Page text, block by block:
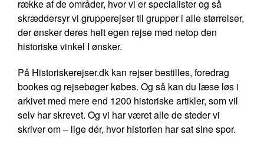
række af de områder, hvor vi er specialister og så
skræddersyr vi grupperejser til grupper i alle størrelser,
der ønsker deres helt egen rejse med netop den
historiske vinkel I ønsker.
På Historiskerejser.dk kan rejser bestilles, foredrag
bookes og rejsebøger købes. Og så kan du læse løs i
arkivet med mere end 1200 historiske artikler, som vil
selv har skrevet. Og vi har været alle de steder vi
skriver om – lige dér, hvor historien har sat sine spor.